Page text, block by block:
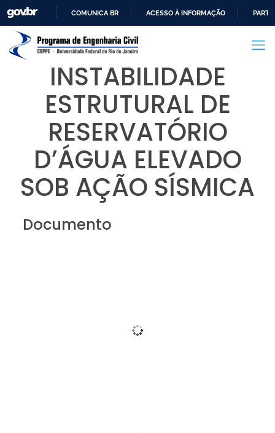
PARA
CONTEÚDO
COMUNICA BR ACESSO À INFORMAÇÃO
INSTABILIDADE
ESTRUTURAL DE
RESERVATÓRIO
D’ÁGUA ELEVADO
SOB AÇÃO SÍSMICA
Documento